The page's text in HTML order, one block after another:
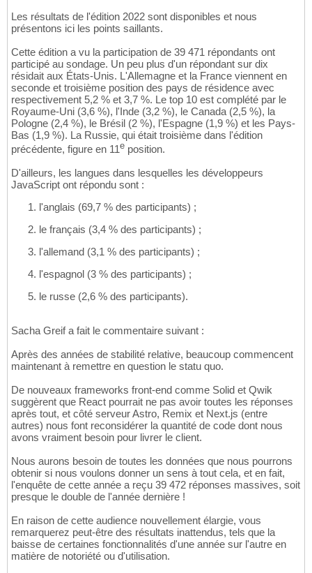
Les résultats de l'édition 2022 sont disponibles et nous
présentons ici les points saillants.
Cette édition a vu la participation de 39 471 répondants ont
participé au sondage. Un peu plus d'un répondant sur dix
résidait aux États-Unis. L'Allemagne et la France viennent en
seconde et troisième position des pays de résidence avec
respectivement 5,2 % et 3,7 %. Le top 10 est complété par le
Royaume-Uni (3,6 %), l'Inde (3,2 %), le Canada (2,5 %), la
Pologne (2,4 %), le Brésil (2 %), l'Espagne (1,9 %) et les Pays-
Bas (1,9 %). La Russie, qui était troisième dans l'édition
précédente, figure en 11e position.
D'ailleurs, les langues dans lesquelles les développeurs
JavaScript ont répondu sont :
l'anglais (69,7 % des participants) ;
le français (3,4 % des participants) ;
l'allemand (3,1 % des participants) ;
l'espagnol (3 % des participants) ;
le russe (2,6 % des participants).
Sacha Greif a fait le commentaire suivant :
Après des années de stabilité relative, beaucoup commencent
maintenant à remettre en question le statu quo.
De nouveaux frameworks front-end comme Solid et Qwik
suggèrent que React pourrait ne pas avoir toutes les réponses
après tout, et côté serveur Astro, Remix et Next.js (entre
autres) nous font reconsidérer la quantité de code dont nous
avons vraiment besoin pour livrer le client.
Nous aurons besoin de toutes les données que nous pourrons
obtenir si nous voulons donner un sens à tout cela, et en fait,
l'enquête de cette année a reçu 39 472 réponses massives, soit
presque le double de l'année dernière !
En raison de cette audience nouvellement élargie, vous
remarquerez peut-être des résultats inattendus, tels que la
baisse de certaines fonctionnalités d'une année sur l'autre en
matière de notoriété ou d'utilisation.